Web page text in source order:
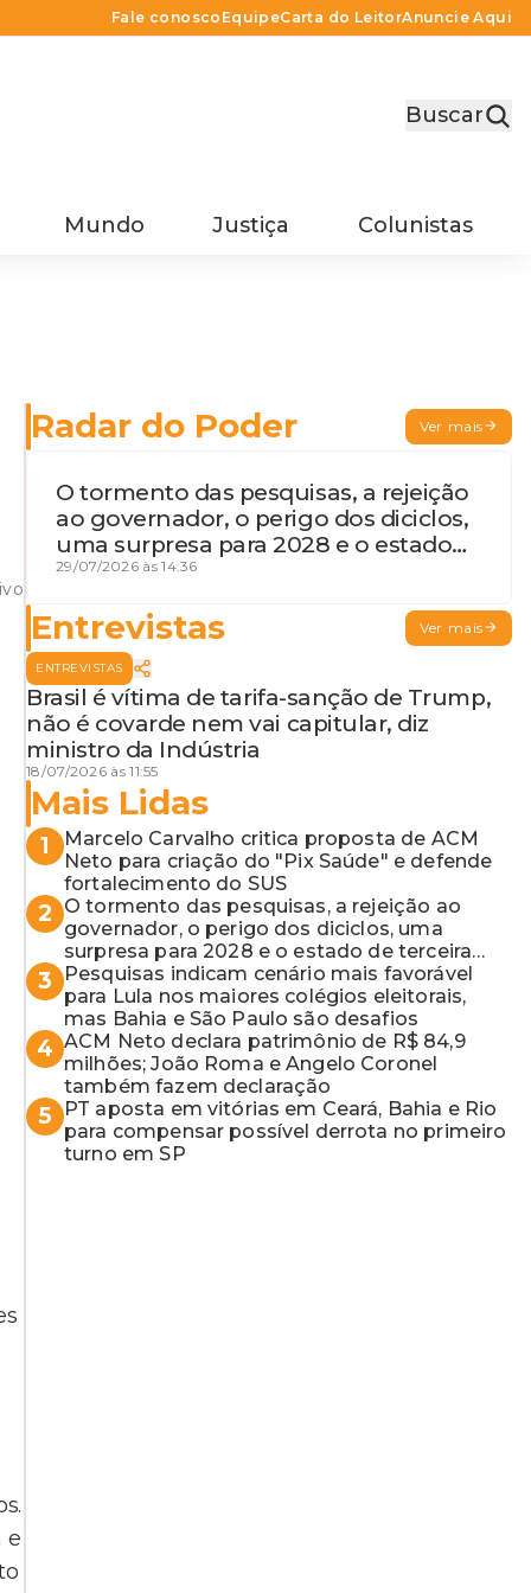
Fale conosco EquipeCarta do LeitorAnuncie Aqui
Buscar
Mundo Justiça Colunistas
e
Radar do Poder Ver mais
O tormento das pesquisas, a rejeição
ao governador, o perigo dos diciclos,
uma surpresa para 2028 e o estado
de terceira guerra mundial
29/07/2026 às 14:36
Entrevistas Ver mais
ENTREVISTAS
Brasil é vítima de tarifa-sanção de Trump,
não é covarde nem vai capitular, diz
ministro da Indústria
18/07/2026 às 11:55
Mais Lidas
1
Marcelo Carvalho critica proposta de ACM
Neto para criação do "Pix Saúde" e defende
fortalecimento do SUS
2
O tormento das pesquisas, a rejeição ao
governador, o perigo dos diciclos, uma
surpresa para 2028 e o estado de terceira
guerra mundial
3
Pesquisas indicam cenário mais favorável
para Lula nos maiores colégios eleitorais,
mas Bahia e São Paulo são desafios
4 ACM Neto declara patrimônio de R$ 84,9
milhões; João Roma e Angelo Coronel
também fazem declaração
5
PT aposta em vitórias em Ceará, Bahia e Rio
para compensar possível derrota no primeiro
turno em SP